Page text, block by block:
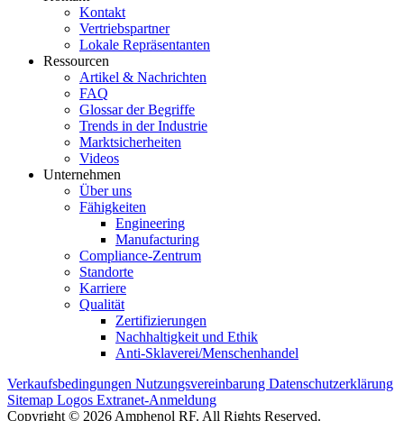
Kontakt
Vertriebspartner
Lokale Repräsentanten
Ressourcen
Artikel & Nachrichten
FAQ
Glossar der Begriffe
Trends in der Industrie
Marktsicherheiten
Videos
Unternehmen
Über uns
Fähigkeiten
Engineering
Manufacturing
Compliance-Zentrum
Standorte
Karriere
Qualität
Zertifizierungen
Nachhaltigkeit und Ethik
Anti-Sklaverei/Menschenhandel
Verkaufsbedingungen Nutzungsvereinbarung Datenschutzerklärung
Sitemap Logos Extranet-Anmeldung
Copyright © 2026 Amphenol RF. All Rights Reserved.